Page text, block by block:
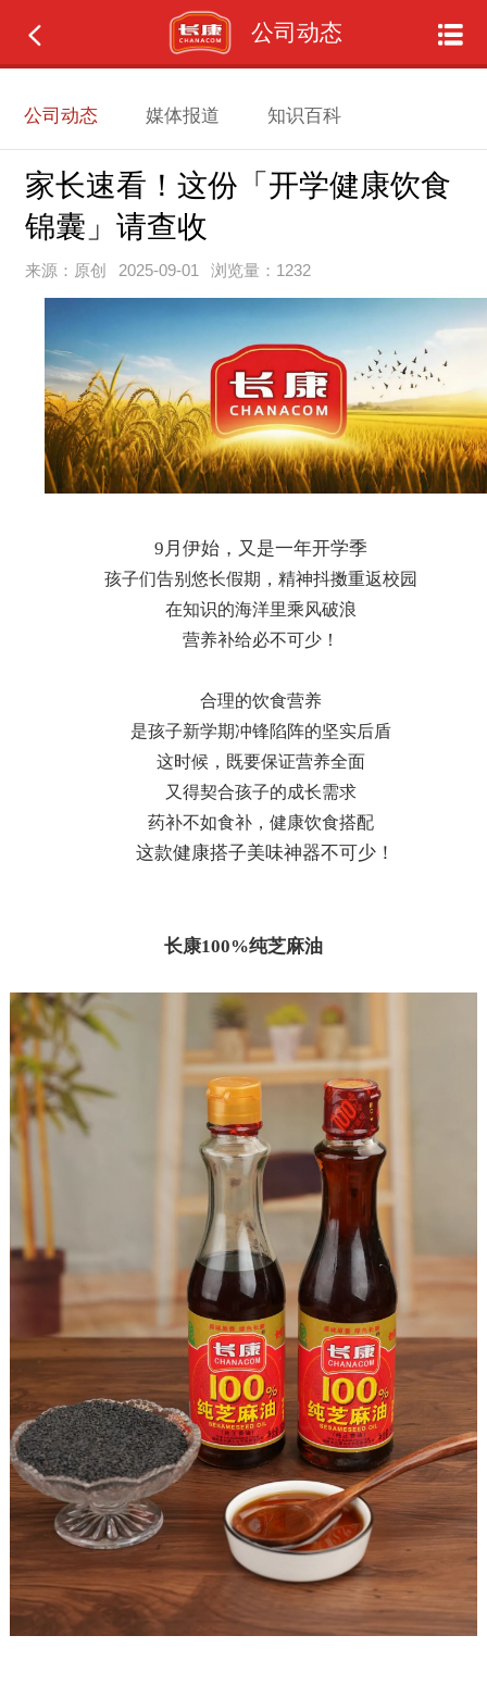
公司动态
公司动态 媒体报道 知识百科
家长速看！这份「开学健康饮食
锦囊」请查收
来源：原创 2025-09-01 浏览量：1232
9 月伊始，又是一年开学季
孩子们告别悠长假期，精神抖擞重返校园
在知识的海洋里乘风破浪
营养补给必不可少！
合理的饮食营养
是孩子新学期冲锋陷阵的坚实后盾
这时候，既要保证营养全面
又得契合孩子的成长需求
药补不如食补，健康饮食搭配
这款健康搭子美味神器不可少！
长康100%纯芝麻油